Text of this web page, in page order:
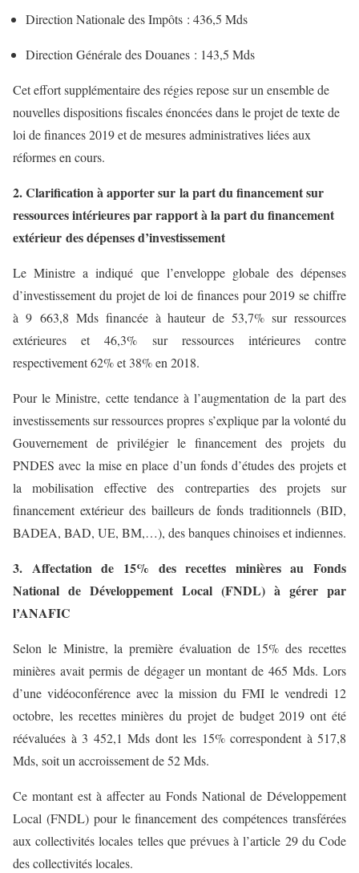
Direction Nationale des Impôts : 436,5 Mds
Direction Générale des Douanes : 143,5 Mds
Cet effort supplémentaire des régies repose sur un ensemble de
nouvelles dispositions fiscales énoncées dans le projet de texte de
loi de finances 2019 et de mesures administratives liées aux
réformes en cours.
2. Clarification à apporter sur la part du financement sur
ressources intérieures par rapport à la part du financement
extérieur des dépenses d’investissement
Le Ministre a indiqué que l’enveloppe globale des dépenses
d’investissement du projet de loi de finances pour 2019 se chiffre
à 9 663,8 Mds financée à hauteur de 53,7% sur ressources
extérieures et 46,3% sur ressources intérieures contre
respectivement 62% et 38% en 2018.
Pour le Ministre, cette tendance à l’augmentation de la part des
investissements sur ressources propres s’explique par la volonté du
Gouvernement de privilégier le financement des projets du
PNDES avec la mise en place d’un fonds d’études des projets et
la mobilisation effective des contreparties des projets sur
financement extérieur des bailleurs de fonds traditionnels (BID,
BADEA, BAD, UE, BM,…), des banques chinoises et indiennes.
3. Affectation de 15% des recettes minières au Fonds
National de Développement Local (FNDL) à gérer par
l’ANAFIC
Selon le Ministre, la première évaluation de 15% des recettes
minières avait permis de dégager un montant de 465 Mds. Lors
d’une vidéoconférence avec la mission du FMI le vendredi 12
octobre, les recettes minières du projet de budget 2019 ont été
réévaluées à 3 452,1 Mds dont les 15% correspondent à 517,8
Mds, soit un accroissement de 52 Mds.
Ce montant est à affecter au Fonds National de Développement
Local (FNDL) pour le financement des compétences transférées
aux collectivités locales telles que prévues à l’article 29 du Code
des collectivités locales.